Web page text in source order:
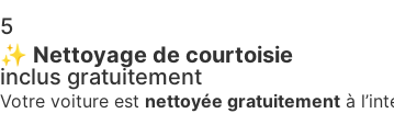
5
✨ Nettoyage de courtoisie
inclus gratuitement
Votre voiture est nettoyée gratuitement à